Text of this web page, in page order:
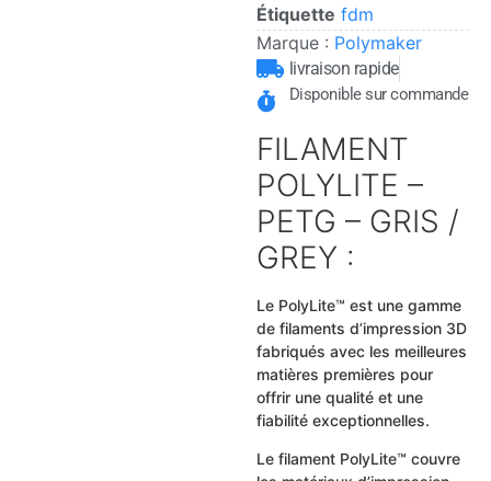
Étiquette fdm
Marque : Polymaker
livraison rapide
Disponible sur commande
FILAMENT
POLYLITE –
PETG – GRIS /
GREY :
Le PolyLite™ est une gamme
de filaments d’impression 3D
fabriqués avec les meilleures
matières premières pour
offrir une qualité et une
fiabilité exceptionnelles.
Le filament PolyLite™ couvre